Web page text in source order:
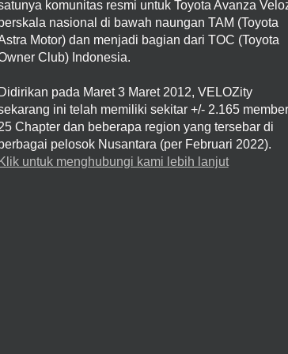
komunitas resmi untuk Toyota Avanza
berskala nasional di bawah naungan TAM (Toyota
Motor) dan menjadi bagian dari TOC (Toyota
Club) Indonesia.
Didirikan pada Maret 3 Maret 2012, VELOZity
ini telah memiliki sekitar +/- 2.165
Chapter dan beberapa region yang tersebar di
berbagai pelosok Nusantara (per Februari 2022).
Klik untuk menghubungi kami lebih lanjut